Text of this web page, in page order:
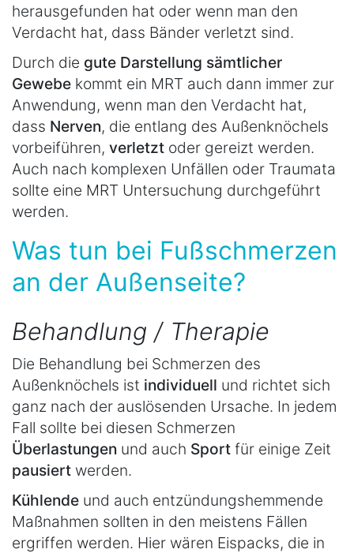
herausgefunden hat oder wenn man den
Verdacht hat, dass Bänder verletzt sind.
Durch die gute Darstellung sämtlicher
Gewebe kommt ein MRT auch dann immer zur
Anwendung, wenn man den Verdacht hat,
dass Nerven, die entlang des Außenknöchels
vorbeiführen, verletzt oder gereizt werden.
Auch nach komplexen Unfällen oder Traumata
sollte eine MRT Untersuchung durchgeführt
werden.
Was tun bei Fußschmerzen
an der Außenseite?
Behandlung / Therapie
Die Behandlung bei Schmerzen des
Außenknöchels ist individuell und richtet sich
ganz nach der auslösenden Ursache. In jedem
Fall sollte bei diesen Schmerzen
Überlastungen und auch Sport für einige Zeit
pausiert werden.
Kühlende und auch entzündungshemmende
Maßnahmen sollten in den meistens Fällen
ergriffen werden. Hier wären Eispacks, die in